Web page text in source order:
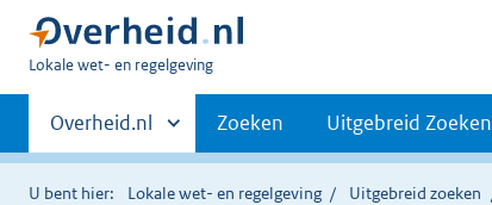
U
hier:
Lokale wet- en regelgeving
Primaire
navigatie
Andere
sites
binnen
Overheid.nl Zoeken Uitgebreid Zoeken
U bent hier: Lokale wet- en regelgeving Uitgebreid zoeken